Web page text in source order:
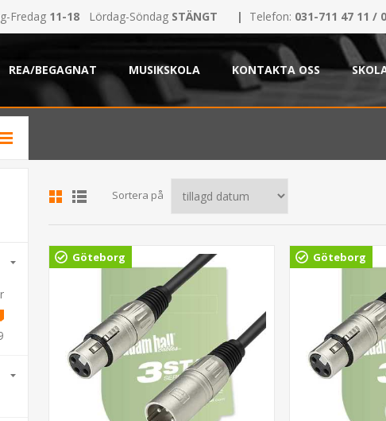
Fredag 11-18 Lördag-Söndag STÄNGT | Telefon: 031-711 47 11 /
REA/BEGAGNAT MUSIKSKOLA KONTAKTA OSS
Sortera på
Göteborg Göteborg